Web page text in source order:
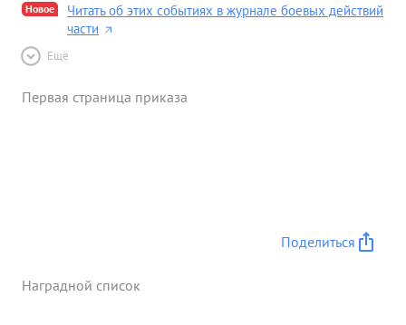
Новое
Читать об этих событиях в журнале боевых действий
части
Ещё
Первая страница приказа
Поделиться
Наградной список